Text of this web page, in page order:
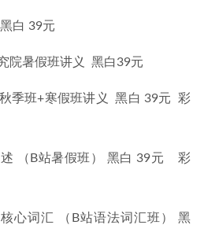
白 39元
院暑假班讲义 黑白39元
季班+寒假班讲义  黑白 39元  彩
（B站暑假班） 黑白 39元    彩
心词汇 （B站语法词汇班） 黑